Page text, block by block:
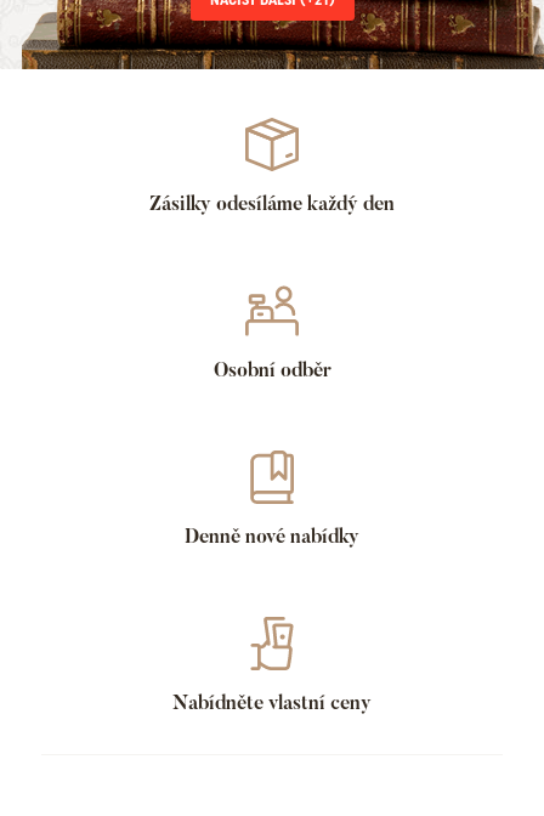
Zásilky odesíláme každý den
Osobní odběr
Denně nové nabídky
Nabídněte vlastní ceny